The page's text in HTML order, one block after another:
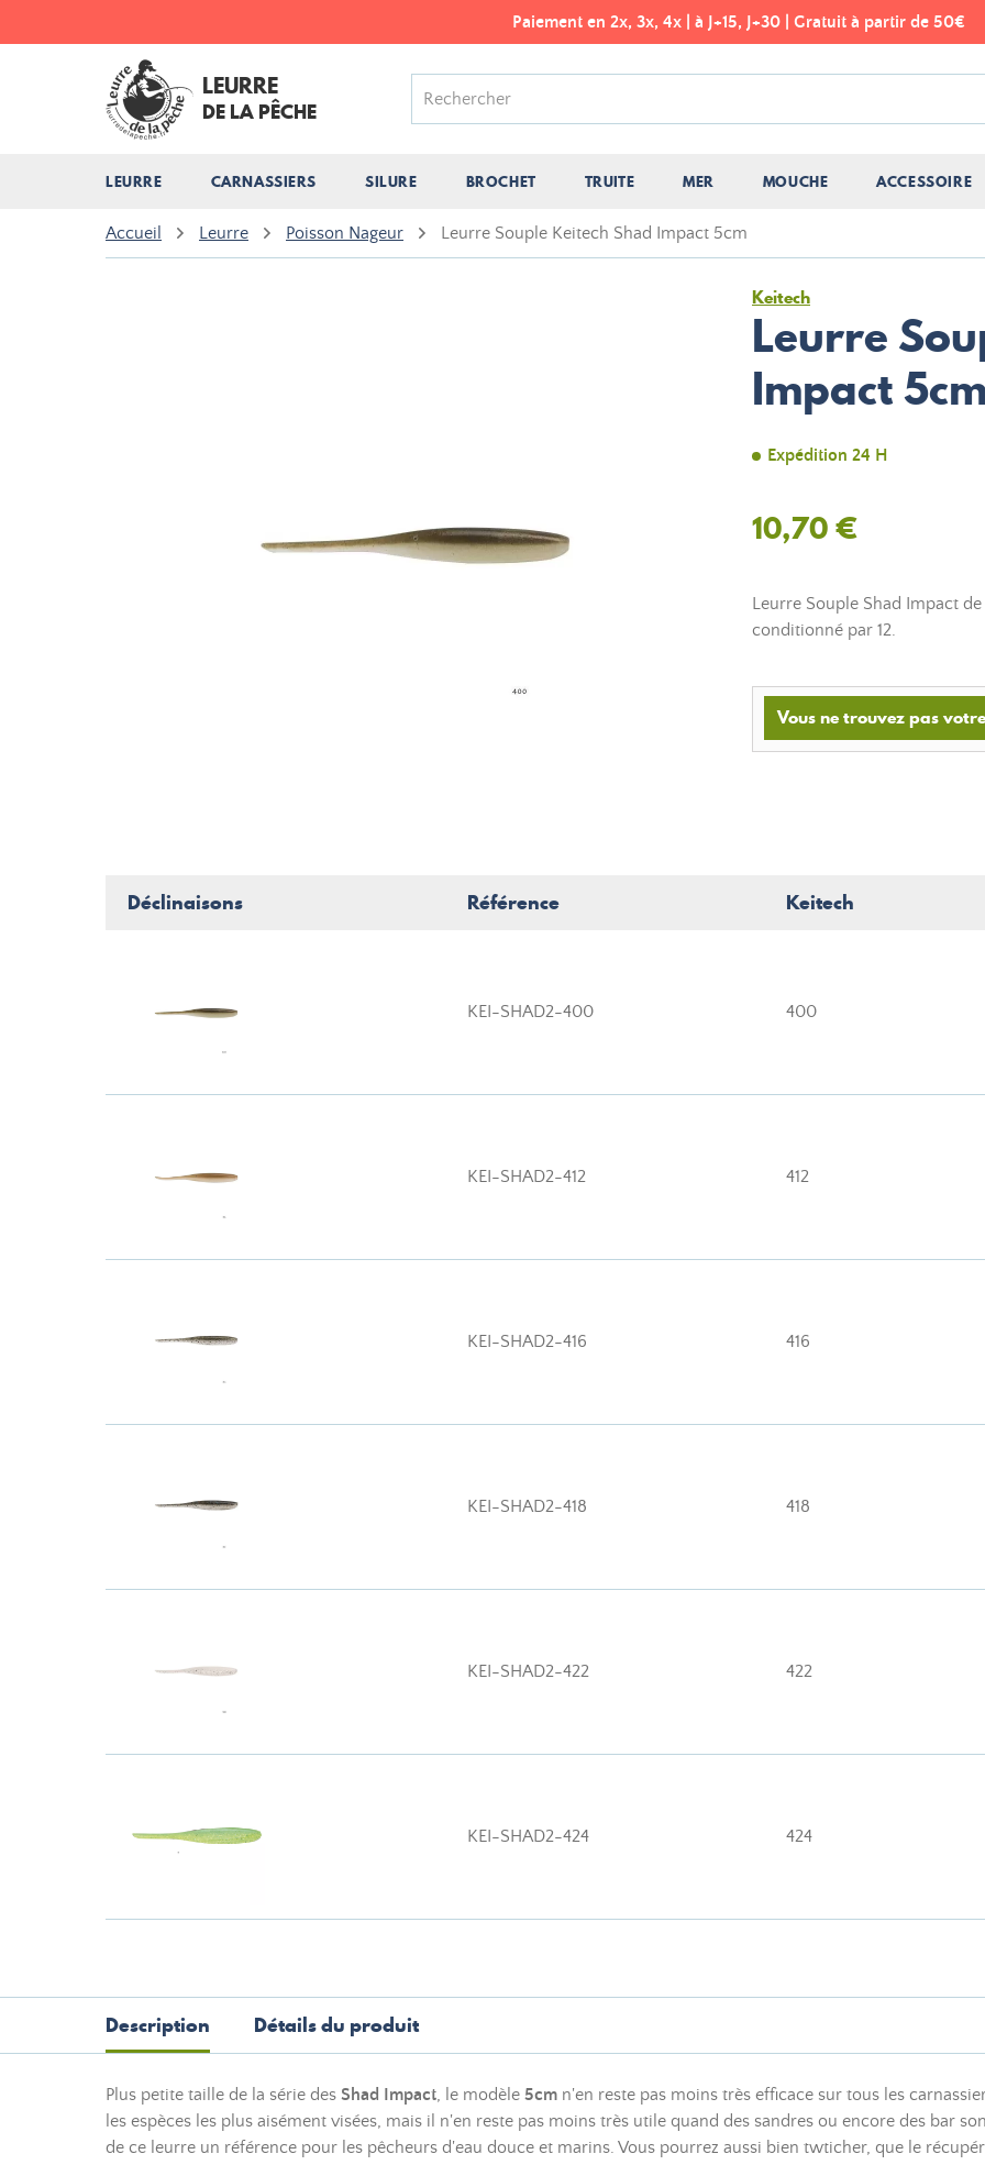
Paiement en 2x, 3x, 4x | à J+15, J+30 | Gratuit à partir de 50€
LEURRE
DE LA PÊCHE
LEURRE CARNASSIERS SILURE BROCHET TRUITE MER MOUCHE ACCESSOIRE
Accueil Leurre Poisson Nageur Leurre Souple Keitech Shad Impact 5cm
Keitech
Leurre
Impact 5cm
Expédition 24 H
10,70 €
Leurre Souple Shad Impact
conditionné par 12.
Vous ne trouvez pas
Déclinaisons Référence Keitech
KEI-SHAD2-400 400
KEI-SHAD2-412 412
KEI-SHAD2-416 416
KEI-SHAD2-418 418
KEI-SHAD2-422 422
KEI-SHAD2-424 424
Description Détails du produit
Plus petite taille de la série des Shad Impact, le modèle 5cm n'en reste pas moins très efficace sur tous les
les espèces les plus aisément visées, mais il n'en reste pas moins très utile quand des sandres ou encore des bar
de ce leurre un référence pour les pêcheurs d'eau douce et marins. Vous pourrez aussi bien twticher, que le